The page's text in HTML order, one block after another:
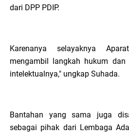
dari DPP PDIP.
Karenanya selayaknya
mengambil langkah hukum
intelektualnya," ungkap Suhada.
Bantahan yang sama juga
sebagai pihak dari Lembaga